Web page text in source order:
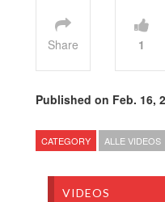
Share 1
Published on Feb. 16,
CATEGORY ALLE VIDEOS
VIDEOS